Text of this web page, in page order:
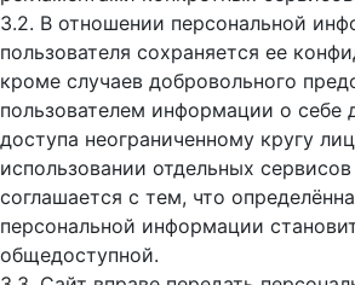
3.2. В отношении персональной
пользователя сохраняется ее
кроме случаев добровольного
пользователем информации о себе
доступа неограниченному кругу
использовании отдельных сервисов
соглашается с тем, что
персональной информации
общедоступной.